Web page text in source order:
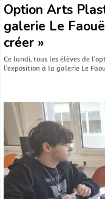
Option Arts
galerie Le
créer »
Ce lundi, tous les élèves de
l’exposition à la galerie Le